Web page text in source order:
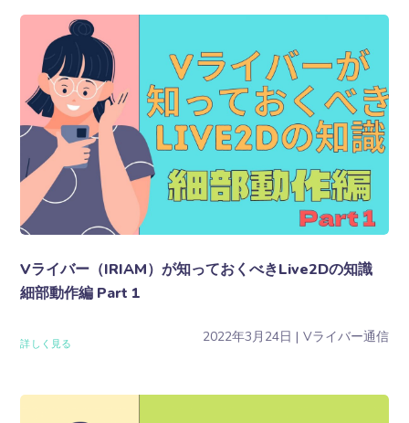
2022年3月24日 Vライバー通信
Vライバー（IRIAM）が知っておくべきLive2Dの知識
細部動作編 Part 1
詳しく見る